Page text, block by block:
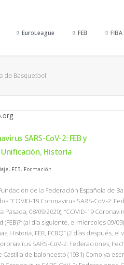
EuroLeague FEB FIBA
de Basquetbol
SARS-CoV-2: FEB y
Historia
, FEB, Formación
de la Federación Española de
“COVID-19 Coronavirus SARS-CoV-2:
Pasada, 08/09/2020), “COVID-19
(al día siguiente, el miércoles 09/
Historia, FEB, FCBQ” (2 días después,
SARS-CoV-2: Federaciones,
Castilla de baloncesto (1931) Como ya